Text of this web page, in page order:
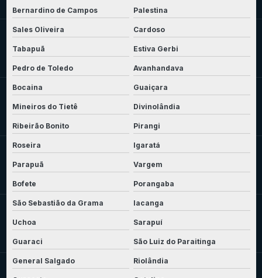
Bernardino de Campos Palestina
Sales Oliveira Cardoso
Tabapuã Estiva Gerbi
Pedro de Toledo Avanhandava
Bocaina Guaiçara
Mineiros do Tietê Divinolândia
Ribeirão Bonito Pirangi
Roseira Igaratá
Parapuã Vargem
Bofete Porangaba
São Sebastião da Grama Iacanga
Uchoa Sarapuí
Guaraci São Luiz do Paraitinga
General Salgado Riolândia